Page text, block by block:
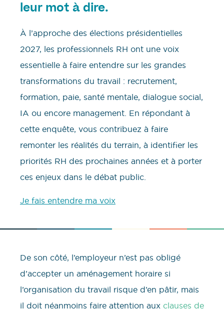
leur mot à dire.
À l’approche des élections présidentielles
2027, les professionnels RH ont une voix
essentielle à faire entendre sur les grandes
transformations du travail : recrutement,
formation, paie, santé mentale, dialogue social,
IA ou encore management. En répondant à
cette enquête, vous contribuez à faire
remonter les réalités du terrain, à identifier les
priorités RH des prochaines années et à porter
ces enjeux dans le débat public.
Je fais entendre ma voix
De son côté, l’employeur n’est pas obligé
d’accepter un aménagement horaire si
l’organisation du travail risque d’en pâtir, mais
il doit néanmoins faire attention aux clauses de